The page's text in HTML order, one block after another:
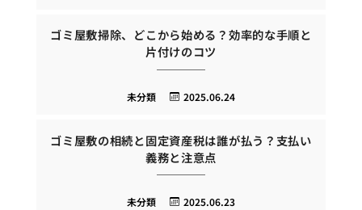
ゴミ屋敷掃除、どこから始める？効率的な手順と
片付けのコツ
2025.06.24
未分類
ゴミ屋敷の相続と固定資産税は誰が払う？支払い
義務と注意点
2025.06.23
未分類